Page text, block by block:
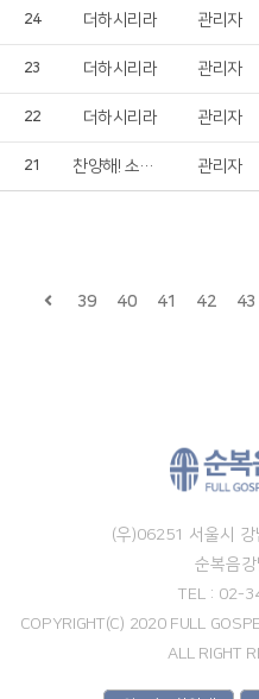
24 더하시리라 관리자
23 더하시리라 관리자
22 더하시리라 관리자
21 찬양해! 소리쳐! 관리자
39 40 41 42 43
(우)06251 서울시
순복음강
TEL : 02-
COPYRIGHT(C) 2020 FULL
ALL RIGHT